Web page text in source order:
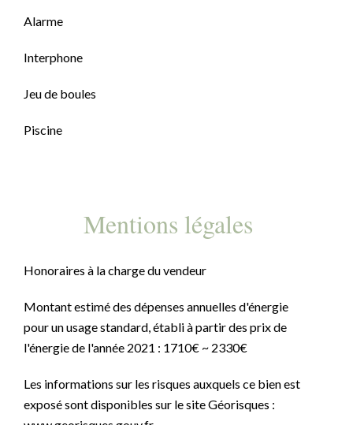
Alarme
Interphone
Jeu de boules
Piscine
Mentions légales
Honoraires à la charge du vendeur
Montant estimé des dépenses annuelles d'énergie
pour un usage standard, établi à partir des prix de
l'énergie de l'année 2021 : 1710€ ~ 2330€
Les informations sur les risques auxquels ce bien est
exposé sont disponibles sur le site Géorisques :